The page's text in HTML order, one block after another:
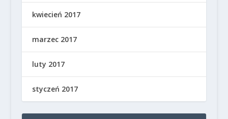
kwiecień 2017
marzec 2017
luty 2017
styczeń 2017